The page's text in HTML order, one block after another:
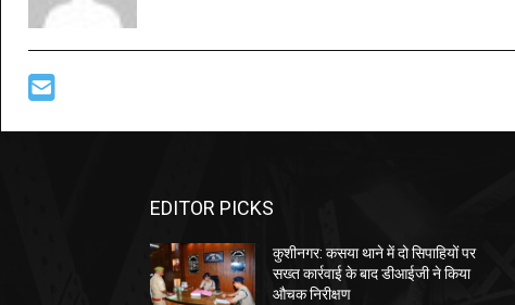
EDITOR PICKS
कुशीनगर: कसया थाने में दो सिपाहियों पर
सख्त कार्रवाई के बाद डीआईजी ने किया
औचक निरीक्षण